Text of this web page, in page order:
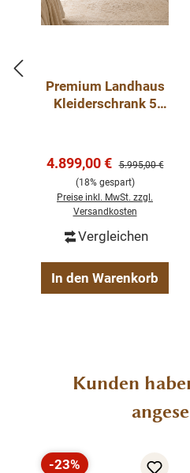
Zusätzlich bietet eine große
einen edlen,
Landhauskollektion aus
Qualität, Stil und
Farben und passende
Landhaus-Kollektion sind auf
Abmessungen: Höhe: 200
Material: Weichholz
Farbe: gewachst
Handarbeit / Premium
Handgefertigt nach alten
Premium Landhaus
Kleiderschrank 5
Verkaufspreis:
4.899,00 € Regulärer Preis:
5.995,00 €
(18% gespart)
Preise inkl. MwSt. zzgl.
Versandkosten
Vergleichen
In den Warenkorb
Produktgalerie
Kunden
-23%